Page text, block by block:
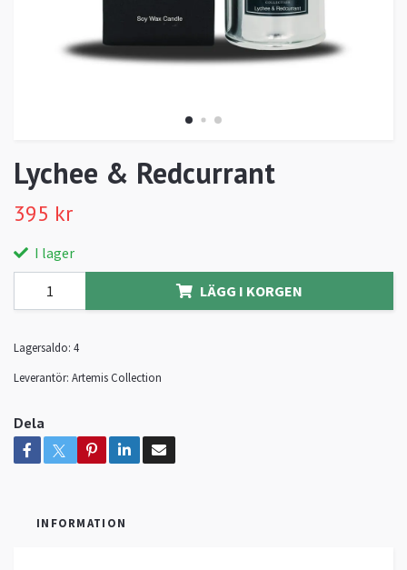
Lychee & Redcurrant
395 kr
I lager
LÄGG I KORGEN
Lagersaldo: 4
Leverantör: Artemis Collection
Dela
INFORMATION